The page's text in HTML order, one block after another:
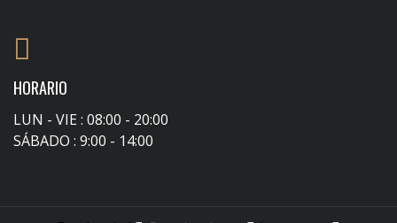
HORARIO
LUN - VIE : 08:00 - 20:00
SÁBADO : 9:00 - 14:00